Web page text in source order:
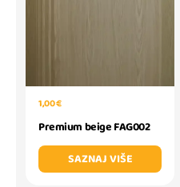
1,00 €
Premium beige FAG002
SAZNAJ VIŠE